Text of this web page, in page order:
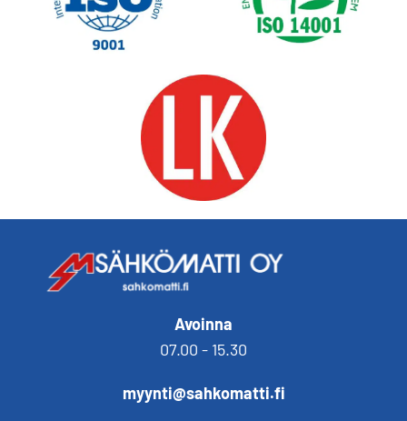
Avoinna
07.00 - 15.30
myynti@sahkomatti.fi